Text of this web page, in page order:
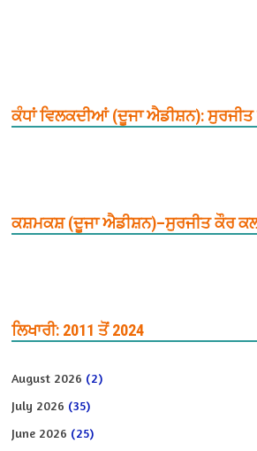
ਕੰਧਾਂ ਵਿਲਕਦੀਆਂ (ਦੂਜਾ ਐਡੀਸ਼ਨ):
ਕਸ਼ਮਕਸ਼ (ਦੂਜਾ ਐਡੀਸ਼ਨ)–ਸੁਰਜੀਤ ਕੌਰ
ਲਿਖਾਰੀ: 2011 ਤੋਂ 2024
August 2026 (2)
July 2026 (35)
June 2026 (25)